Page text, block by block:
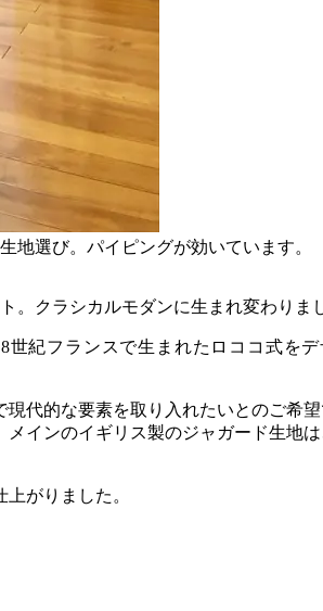
地選び。パイピングが効いています。
。クラシカルモダンに生まれ変わりま
世紀フランスで生まれたロココ式を
代的な要素を取り入れたいとのご希
インのイギリス製のジャガード生地
がりました。